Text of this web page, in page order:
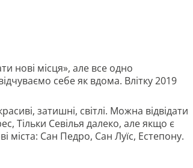
нові місця», але все одно
себе як вдома. Влітку 2019
затишні, світлі. Можна відвідати
Тільки Севілья далеко, але якщо є
міста: Сан Педро, Сан Луїс, Естепону.